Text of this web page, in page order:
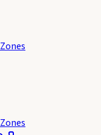
Zones
Zones